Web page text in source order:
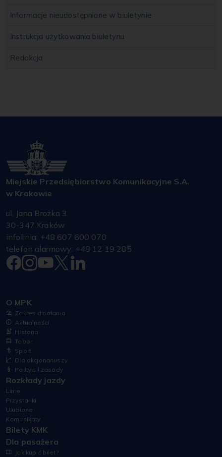
Informacje nieudostępnione w biuletynie
Instrukcja użytkowania biuletynu
Redakcja
Miejskie Przedsiębiorstwo Komunikacyjne S.A.
w Krakowie
ul. Jana Brożka 3
30-347 Kraków
infolinia: +48 607 600 070
telefon alarmowy: +48 12 19 285
O MPK
Zakres działania
Aktualności
Historia
Tabor
Sport
Dla akcjonariuszy
Polityki i zasady
Rozkłady jazdy
Linie
Przystanki
Ulubione
Komunikaty
Bilety KMK
Dla pasażera
Jak kupić bilet?